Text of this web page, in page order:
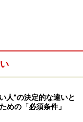
母はよかったでし
く始まったような
ないですしね。人
いって自分のため
人”の決定的な違いと
めの「必須条件」